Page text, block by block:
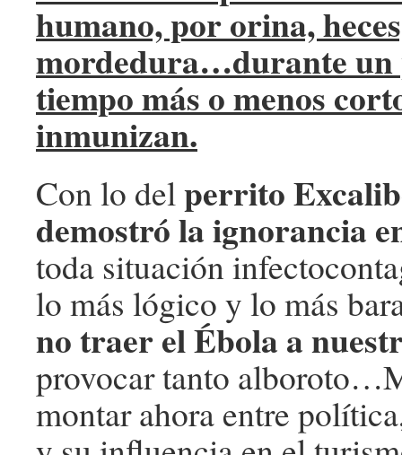
humano, por orina,
mordedura…durante un
tiempo más o menos
inmunizan.
Con lo delperrito
demostró la ignorancia
toda situación
lo más lógico y lo más
no traer el Ébola a
provocar tanto
montar ahora entre